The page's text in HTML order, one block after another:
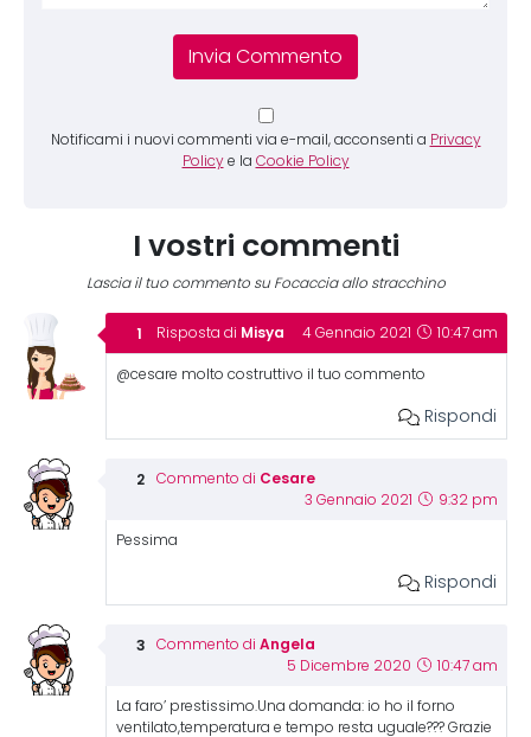
Notificami i nuovi commenti via e-mail, acconsenti a Privacy
Policy e la Cookie Policy
I vostri commenti
Lascia il tuo commento su Focaccia allo stracchino
Risposta di Misya 4 Gennaio 2021 10:47 am
@cesare molto costruttivo il tuo commento
Rispondi
Commento di Cesare
3 Gennaio 2021 9:32 pm
Pessima
Rispondi
Commento di Angela
5 Dicembre 2020 10:47 am
La faro’ prestissimo.Una domanda: io ho il forno
ventilato,temperatura e tempo resta uguale??? Grazie